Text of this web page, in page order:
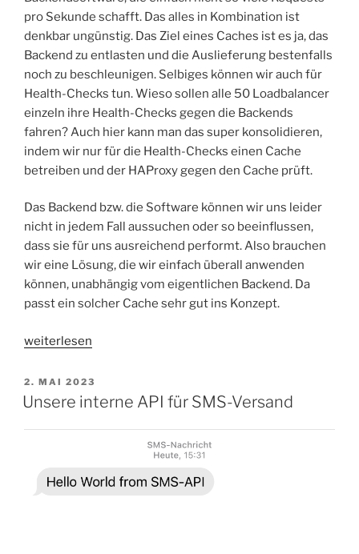
pro Sekunde schafft. Das alles in Kombination ist
denkbar ungünstig. Das Ziel eines Caches ist es ja, das
Backend zu entlasten und die Auslieferung bestenfalls
noch zu beschleunigen. Selbiges können wir auch für
Health-Checks tun. Wieso sollen alle 50 Loadbalancer
einzeln ihre Health-Checks gegen die Backends
fahren? Auch hier kann man das super konsolidieren,
indem wir nur für die Health-Checks einen Cache
betreiben und der HAProxy gegen den Cache prüft.
Das Backend bzw. die Software können wir uns leider
nicht in jedem Fall aussuchen oder so beeinflussen,
dass sie für uns ausreichend performt. Also brauchen
wir eine Lösung, die wir einfach überall anwenden
können, unabhängig vom eigentlichen Backend. Da
passt ein solcher Cache sehr gut ins Konzept.
„Health-
Cache
für
weiterlesen
VERÖFFENTLICHT
AM
2. MAI 2023
Unsere interne API für SMS-Versand